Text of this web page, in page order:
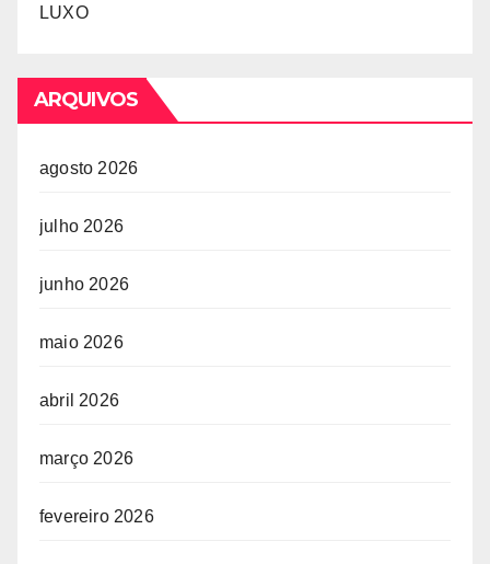
LUXO
ARQUIVOS
agosto 2026
julho 2026
junho 2026
maio 2026
abril 2026
março 2026
fevereiro 2026